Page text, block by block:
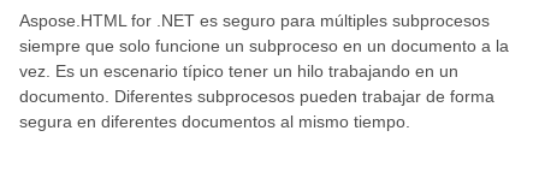
Aspose.HTML for .NET es seguro para múltiples subprocesos
siempre que solo funcione un subproceso en un documento a la
vez. Es un escenario típico tener un hilo trabajando en un
documento. Diferentes subprocesos pueden trabajar de forma
segura en diferentes documentos al mismo tiempo.